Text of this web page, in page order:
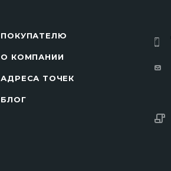
ПОКУПАТЕЛЮ
О КОМПАНИИ
АДРЕСА ТОЧЕК
БЛОГ